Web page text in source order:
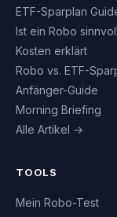
ETF-Sparplan
Ist ein Robo
Kosten erklärt
Robo vs. ETF-
Anfänger-Guide
Morning Briefing
Alle Artikel →
TOOLS
Mein Robo-Test